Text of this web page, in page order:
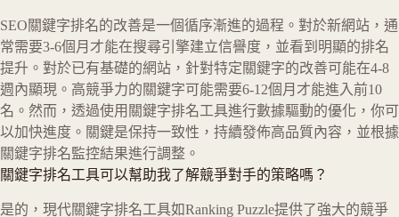
SEO關鍵字排名的改善是一個循序漸進的過程。對於新網站，通
常需要3-6個月才能在搜尋引擎建立信譽度，並看到明顯的排名
提升。對於已有基礎的網站，針對特定關鍵字的改善可能在4-8
週內顯現。高競爭力的關鍵字可能需要6-12個月才能進入前10
名。然而，透過使用關鍵字排名工具進行數據驅動的優化，你可
以加快進度。關鍵是保持一致性，持續發佈高品質內容，並根據
關鍵字排名監控結果進行調整。
關鍵字排名工具可以幫助我了解競爭對手的策略嗎？
是的，現代關鍵字排名工具如Ranking Puzzle提供了強大的競爭